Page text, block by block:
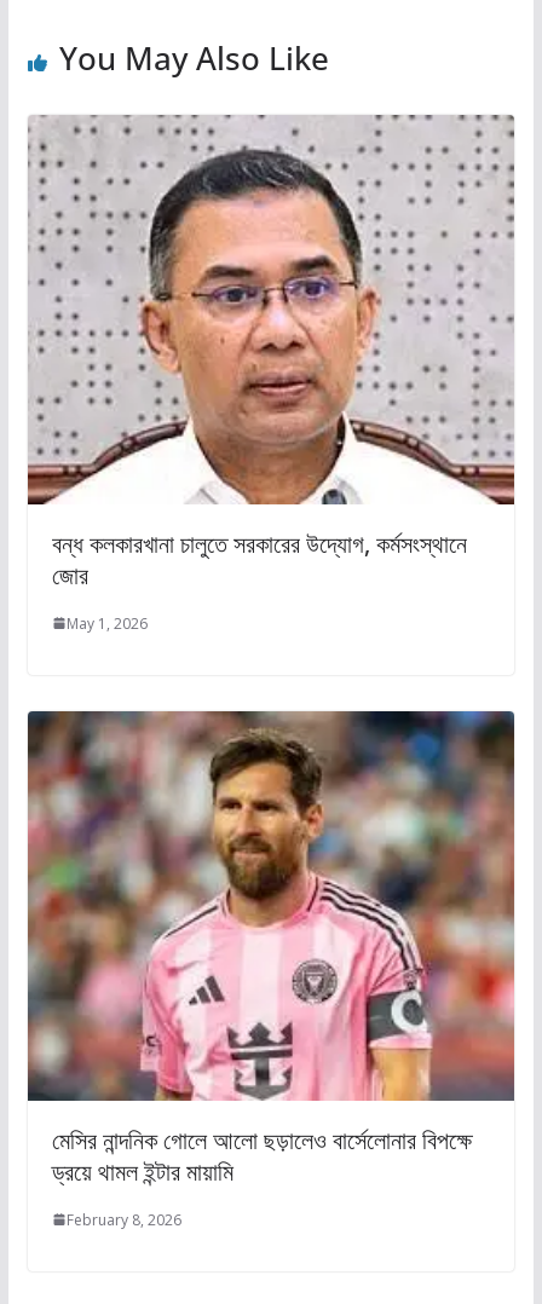
You May Also Like
বন্ধ কলকারখানা চালুতে সরকারের উদ্যোগ, কর্মসংস্থানে
জোর
May 1, 2026
মেসির নান্দনিক গোলে আলো ছড়ালেও বার্সেলোনার বিপক্ষে
ড্রয়ে থামল ইন্টার মায়ামি
February 8, 2026